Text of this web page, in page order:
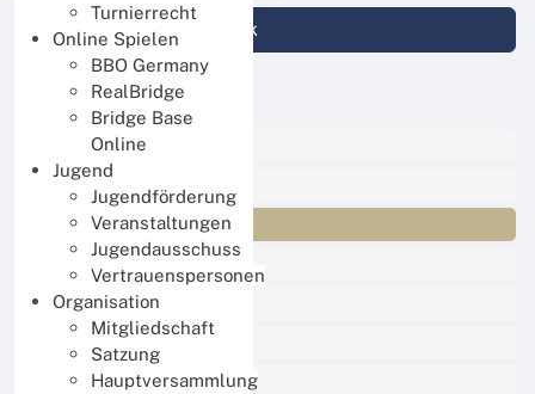
Turnierrecht
Online Spielen
BBO Germany
RealBridge
Bridge Base
Online
Jugend
Jugendförderung
Veranstaltungen
Jugendausschuss
Vertrauenspersonen
Organisation
Mitgliedschaft
Satzung
Hauptversammlung
Login DBV Datenbank
News Kategorien
Alle News
Events
Sport
Online Spielen
Lernen und Trainieren
Organisation